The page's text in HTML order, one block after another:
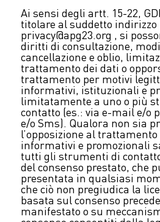
Ai sensi degli artt. 15-22,
titolare al suddetto indirizzo
privacy@apg23.org , si
diritti di consultazione,
cancellazione e oblio,
trattamento dei dati o
trattamento per motivi
informativi, istituzionali e
limitatamente a uno o più
contatto (es.: via e-mail e/o
e/o Sms). Qualora non sia
l’opposizione al
informativi e promozionali
tutti gli strumenti di
del consenso prestato, che
presentata in qualsiasi
che ciò non pregiudica la
basata sul consenso
manifestato o su